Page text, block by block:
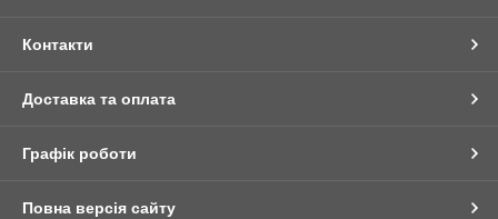
Контакти
Доставка та оплата
Графік роботи
Повна версія сайту